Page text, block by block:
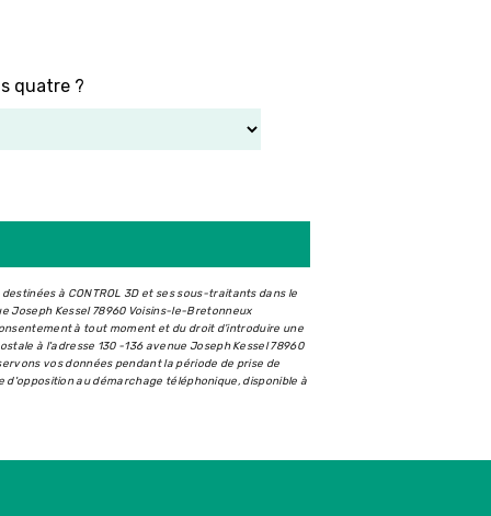
quatre ?
à CONTROL 3D et ses sous-traitants dans le
Joseph Kessel 78960 Voisins-le-Bretonneux
à tout moment et du droit d’introduire une
à l'adresse 130 -136 avenue Joseph Kessel 78960
vos données pendant la période de prise de
au démarchage téléphonique, disponible à